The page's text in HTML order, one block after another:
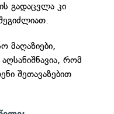
გადაცვლა კი
მაღაზიები,
რომ
შეთავაზებით